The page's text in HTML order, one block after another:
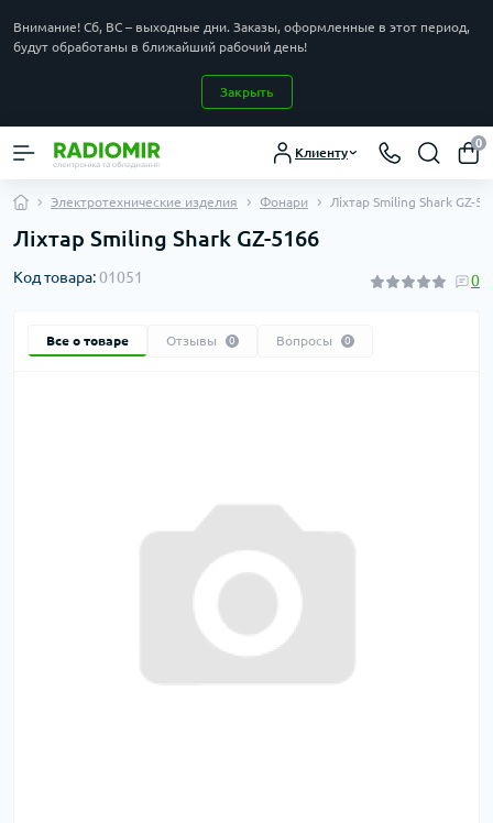
Внимание! Сб, ВС – выходные дни. Заказы, оформленные в этот период,
будут обработаны в ближайший рабочий день!
Закрыть
Клиенту
0
Электротехнические изделия Фонари Ліхтар Smiling Shark GZ-
Ліхтар Smiling Shark GZ-5166
Код товара:01051 0
Все о товаре Отзывы 0 Вопросы 0